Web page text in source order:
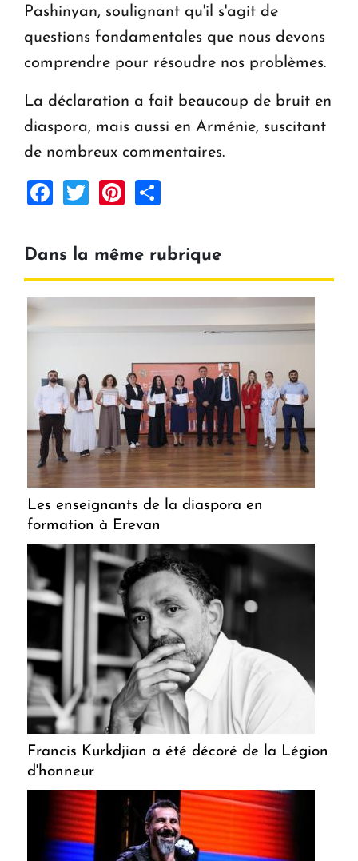
Pashinyan, soulignant qu'il s'agit de
questions fondamentales que nous devons
comprendre pour résoudre nos problèmes.
La déclaration a fait beaucoup de bruit en
diaspora, mais aussi en Arménie, suscitant
de nombreux commentaires.
Facebook
TwitterPinterest
Dans la même rubrique
Les enseignants de la diaspora en
formation à Erevan
Francis Kurkdjian a été décoré de la Légion
d'honneur